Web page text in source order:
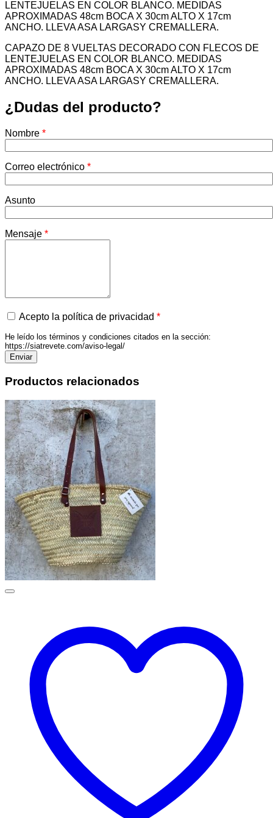
LENTEJUELAS EN COLOR BLANCO. MEDIDAS
APROXIMADAS 48cm BOCA X 30cm ALTO X 17cm
ANCHO. LLEVA ASA LARGASY CREMALLERA.
CAPAZO DE 8 VUELTAS DECORADO CON FLECOS DE
LENTEJUELAS EN COLOR BLANCO. MEDIDAS
APROXIMADAS 48cm BOCA X 30cm ALTO X 17cm
ANCHO. LLEVA ASA LARGASY CREMALLERA.
¿Dudas del producto?
Nombre *
Correo electrónico *
Asunto
Mensaje *
Acepto la política de privacidad *
He leído los términos y condiciones citados en la sección:
https://siatrevete.com/aviso-legal/
Productos relacionados